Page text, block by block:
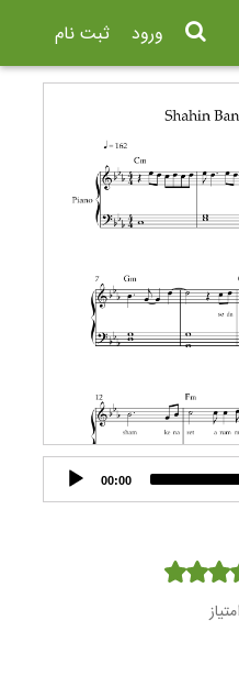
ثبت نام ورود
00:00